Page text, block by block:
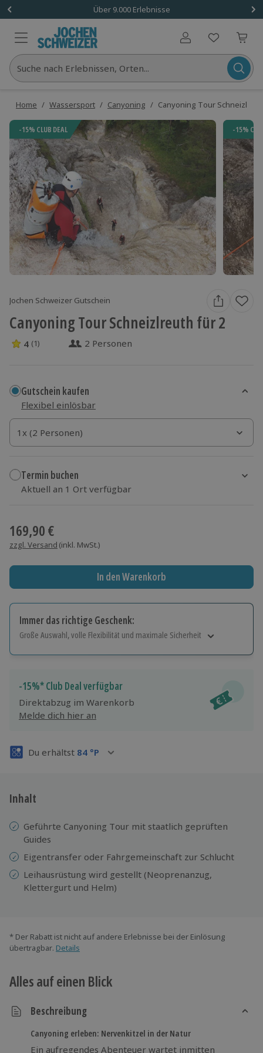
Über 9.000 Erlebnisse
Benutzerkonto
Suche nach Erlebnissen, Orten...
Home / Wassersport / Canyoning / Canyoning Tour
-15% CLUB DEAL -15%
Jochen Schweizer Gutschein
Canyoning Tour Schneizlreuth für 2
4 Sterne von 5 aus 1 Bewertungen
4 (1) 2 Personen
Gutschein kaufen
Flexibel einlösbar
1x (2 Personen)
1x (2 Personen)
1x (2 Personen)
Termin buchen
Aktuell an 1 Ort verfügbar
169,90 €
zzgl. Versand (inkl. MwSt.)
In den Warenkorb
Immer das richtige Geschenk:
Große Auswahl, volle Flexibilität und maximale Sicherheit
Jeder Gutschein für alle Erlebnisse einlösbar.
Maximale Sicherheit
3 Jahre gültig & verlängerbar.
-15%* Club Deal verfügbar
Direktabzug im Warenkorb
Melde dich hier an
Du erhältst 84 °P
Inhalt
Geführte Canyoning Tour mit staatlich geprüften
Guides
Eigentransfer oder Fahrgemeinschaft zur Schlucht
Leihausrüstung wird gestellt (Neoprenanzug,
Klettergurt und Helm)
* Der Rabatt ist nicht auf andere Erlebnisse bei der Einlösung
übertragbar. Details
Alles auf einen Blick
Beschreibung
Canyoning erleben: Nervenkitzel in der Natur
Ein aufregendes Abenteuer wartet inmitten